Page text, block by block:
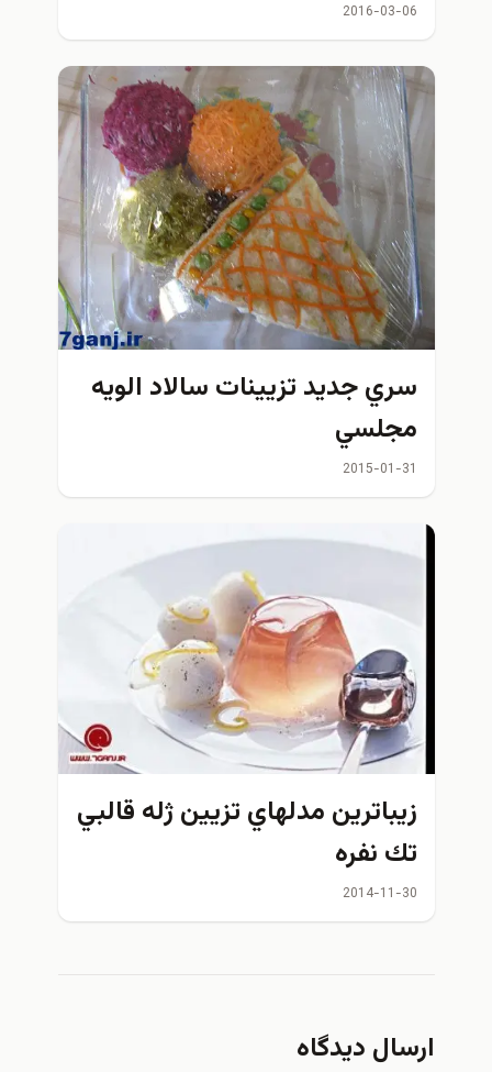
2016-03-06
سري جديد تزيينات سالاد الويه
مجلسي
2015-01-31
زيباترين مدلهاي تزيين ژله قالبي
تك نفره
2014-11-30
ارسال دیدگاه